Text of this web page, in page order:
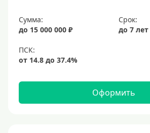
Сумма:
до 15 000 000 ₽
Срок:
до 7 лет
Оформить